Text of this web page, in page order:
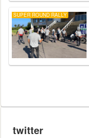
SUPER ROUND RALLY
twitter